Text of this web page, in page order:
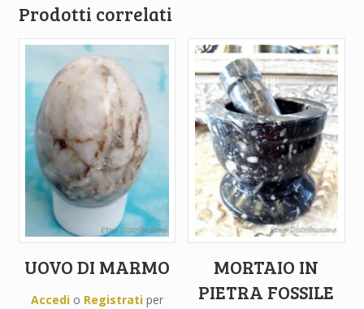
Prodotti correlati
UOVO DI MARMO
Accedio Registratiper
MORTAIO IN
PIETRA FOSSILE